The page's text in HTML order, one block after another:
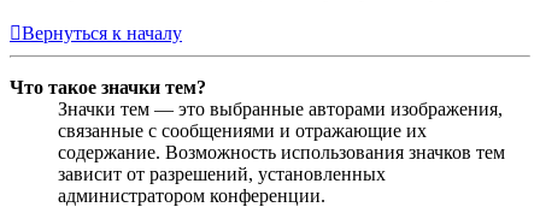
Вернуться к началу
Что такое значки тем?
Значки тем — это выбранные авторами изображения,
связанные с сообщениями и отражающие их
содержание. Возможность использования значков тем
зависит от разрешений, установленных
администратором конференции.